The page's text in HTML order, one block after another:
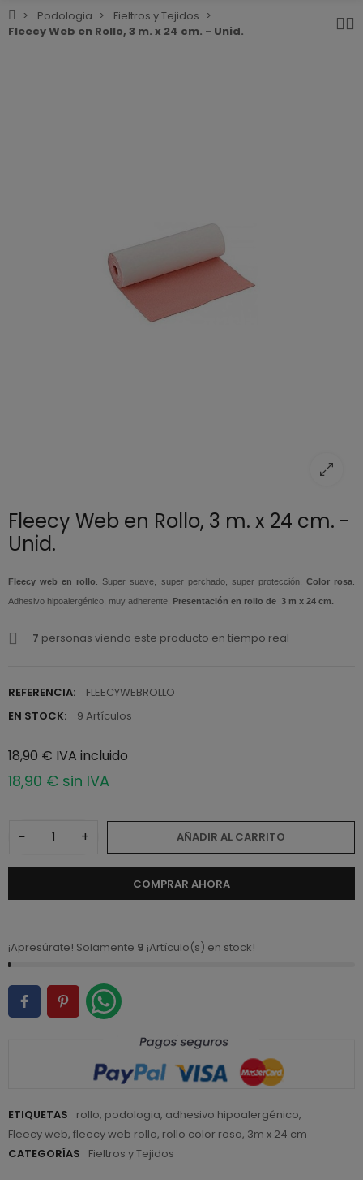
Podologia
Fieltros y Tejidos
Fleecy Web en Rollo, 3 m. x 24 cm. - Unid.
Fleecy Web en Rollo, 3 m. x 24 cm. -
Unid.
Fleecy web en rollo . Super suave, super perchado, super protección. Color rosa
Adhesivo hipoalergénico, muy adherente. Presentación en rollo de 3 m x 24 cm.
7 personas viendo este producto en tiempo real
REFERENCIA:
FLEECYWEBROLLO
EN STOCK:
9 Artículos
18,90 € IVA incluido
18,90 € sin IVA
− + AÑADIR AL CARRITO
COMPRAR AHORA
¡Apresúrate! Solamente 9 ¡Artículo(s) en stock!
ETIQUETAS rollo, podologia, adhesivo hipoalergénico,
Fleecy web, fleecy web rollo, rollo color rosa, 3m x 24 cm
CATEGORÍAS
Fieltros y Tejidos